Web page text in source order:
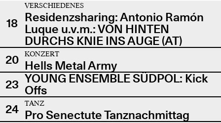
18
VERSCHIEDENES
Residenzsharing: Antonio Ramón
Luque u.v.m.: VON HINTEN
DURCHS KNIE INS AUGE (AT)
20
KONZERT
Hells Metal Army
23 YOUNG ENSEMBLE SÜDPOL: Kick
Offs
24
TANZ
Pro Senectute Tanznachmittag